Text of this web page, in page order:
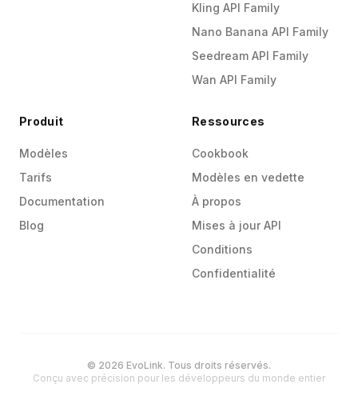
Kling API Family
Nano Banana API Family
Seedream API Family
Wan API Family
Produit
Modèles
Tarifs
Documentation
Blog
Ressources
Cookbook
Modèles en vedette
À propos
Mises à jour API
Conditions
Confidentialité
© 2026 EvoLink. Tous droits réservés.
Conçu avec précision pour les développeurs du monde entier